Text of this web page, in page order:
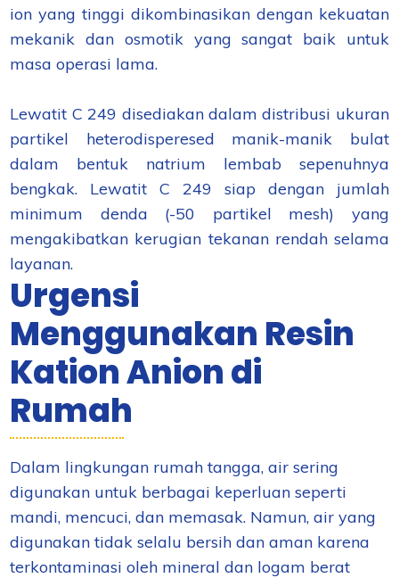
ion yang tinggi dikombinasikan dengan kekuatan
mekanik dan osmotik yang sangat baik untuk
masa operasi lama.
Lewatit C 249 disediakan dalam distribusi ukuran
partikel heterodisperesed manik-manik bulat
dalam bentuk natrium lembab sepenuhnya
bengkak. Lewatit C 249 siap dengan jumlah
minimum denda (-50 partikel mesh) yang
mengakibatkan kerugian tekanan rendah selama
layanan.
Urgensi
Menggunakan Resin
Kation Anion di
Rumah
Dalam lingkungan rumah tangga, air sering
digunakan untuk berbagai keperluan seperti
mandi, mencuci, dan memasak. Namun, air yang
digunakan tidak selalu bersih dan aman karena
terkontaminasi oleh mineral dan logam berat